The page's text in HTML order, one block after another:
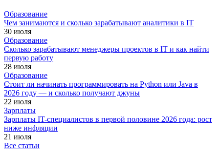
Образование
Чем занимаются и сколько зарабатывают аналитики в IT
30 июля
Образование
Сколько зарабатывают менеджеры проектов в IT и как найти
первую работу
28 июля
Образование
Стоит ли начинать программировать на Python или Java в
2026 году — и сколько получают джуны
22 июля
Зарплаты
Зарплаты IT-специалистов в первой половине 2026 года: рост
ниже инфляции
21 июля
Все статьи